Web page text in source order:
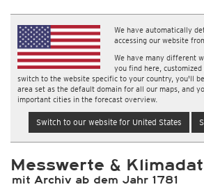
We have automatically
accessing our website
We have many different
you find here,
switch to the website specific to your country, you'll
area set as the default domain for all our maps, and
important cities in the forecast overview.
Switch to our website for United States
Messwerte &
mit Archiv ab dem Jahr 1781